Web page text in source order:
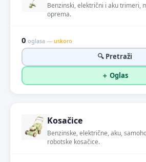
Benzinski, električni i aku trimeri,
oprema.
0 oglasa — uskoro
🔍 Pretraži
＋ Oglas
Kosačice
Benzinske, električne, aku,
robotske kosačice.